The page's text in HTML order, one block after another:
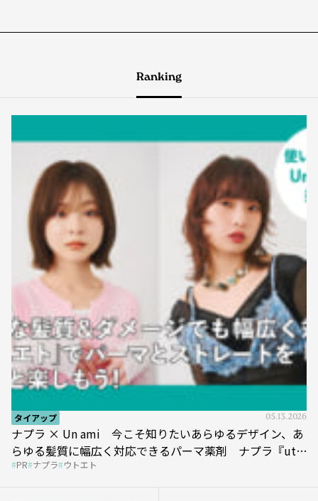
Ranking
タイアップ 05.13.2026
ナプラ × Un ami 今こそ知りたいあらゆるデザイン、あ
らゆる髪質に幅広く対応できるパーマ薬剤 ナプラ『ut-
et』
PR ナプラ ウトエト